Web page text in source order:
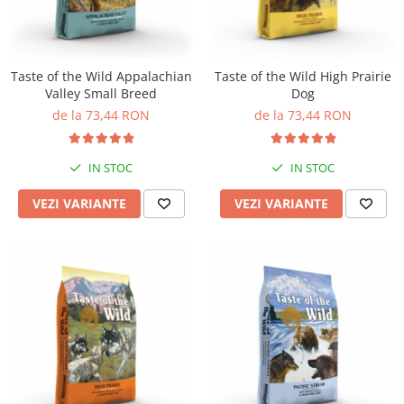
Decent
Brit Premium
Brit Care
Acana
Pro Plan
Dog Food
Hill's
Josera
Hrana Umeda Caini
Taste of the Wild
Inaba Churu
Brit Premium
Orijen
Pro Plan
Applaws
Cat Chow
Royal Canin
Applaws
BonaCibo
Ciao Inaba
Taste of the Wild Appalachian
Valley Small Breed
de la 73,44 RON
IN STOC
VEZI VARIANTE
Taste of the Wild High Prairie
Dog
de la 73,44 RON
IN STOC
VEZI VARIANTE